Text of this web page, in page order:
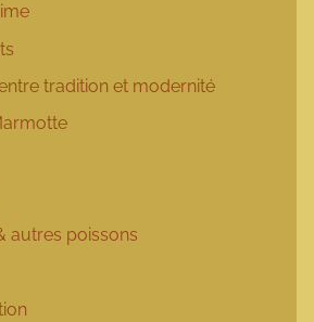
tradition et modernité
autres poissons